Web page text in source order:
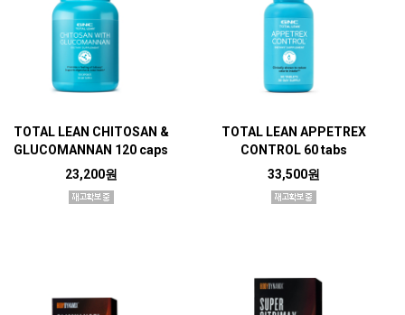
TOTAL LEAN CHITOSAN &
GLUCOMANNAN 120 caps
23,200원
TOTAL LEAN APPETREX
CONTROL 60 tabs
33,500원